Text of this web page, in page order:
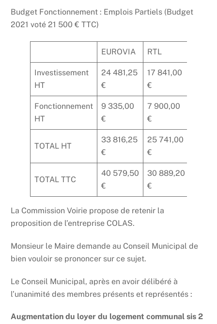
Budget Fonctionnement : Emplois Partiels (Budget
2021 voté 21 500 € TTC)
EUROVIA RTL
Investissement
HT
24 481,25
€
17 841,00
€
Fonctionnement
HT
9 335,00
€
7 900,00
€
TOTAL HT
33 816,25
€
25 741,00
€
TOTAL TTC
40 579,50
€
30 889,20
€
La Commission Voirie propose de retenir la
proposition de l’entreprise COLAS.
Monsieur le Maire demande au Conseil Municipal de
bien vouloir se prononcer sur ce sujet.
Le Conseil Municipal, après en avoir délibéré à
l’unanimité des membres présents et représentés :
Augmentation du loyer du logement communal sis 2